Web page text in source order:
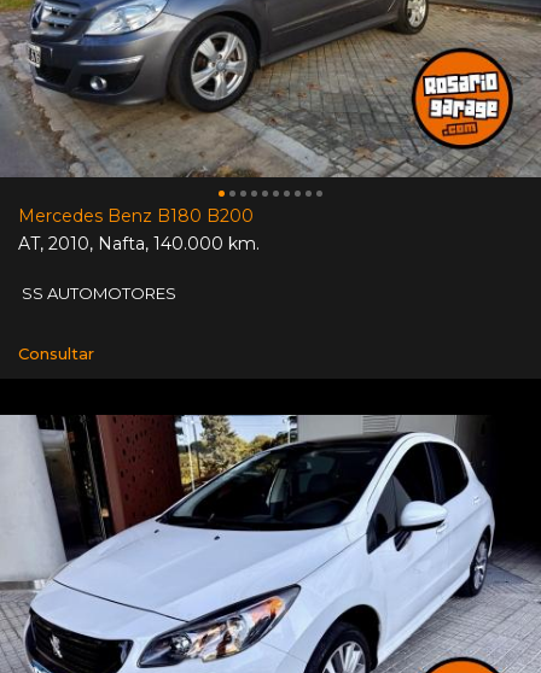
Mercedes Benz B180 B200
AT, 2010, Nafta, 140.000 km.
SS AUTOMOTORES
Consultar